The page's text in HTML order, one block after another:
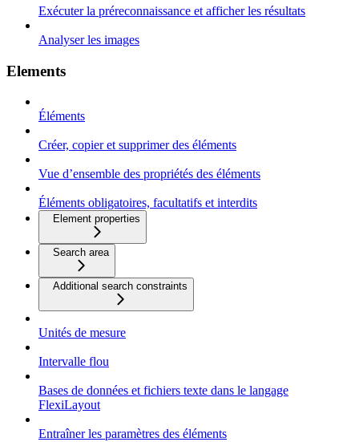
Exécuter la préreconnaissance et afficher les résultats
Analyser les images
Elements
Éléments
Créer, copier et supprimer des éléments
Vue d’ensemble des propriétés des éléments
Éléments obligatoires, facultatifs et interdits
Element properties
Search area
Additional search constraints
Unités de mesure
Intervalle flou
Bases de données et fichiers texte dans le langage
FlexiLayout
Entraîner les paramètres des éléments